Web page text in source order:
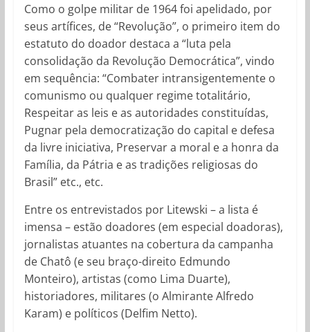
Como o golpe militar de 1964 foi apelidado, por
seus artífices, de “Revolução”, o primeiro item do
estatuto do doador destaca a “luta pela
consolidação da Revolução Democrática”, vindo
em sequência: “Combater intransigentemente o
comunismo ou qualquer regime totalitário,
Respeitar as leis e as autoridades constituídas,
Pugnar pela democratização do capital e defesa
da livre iniciativa, Preservar a moral e a honra da
Família, da Pátria e as tradições religiosas do
Brasil” etc., etc.
Entre os entrevistados por Litewski – a lista é
imensa – estão doadores (em especial doadoras),
jornalistas atuantes na cobertura da campanha
de Chatô (e seu braço-direito Edmundo
Monteiro), artistas (como Lima Duarte),
historiadores, militares (o Almirante Alfredo
Karam) e políticos (Delfim Netto).